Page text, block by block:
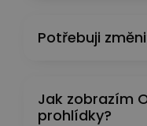
Potřebuji
Jak zobrazím
prohlídky?